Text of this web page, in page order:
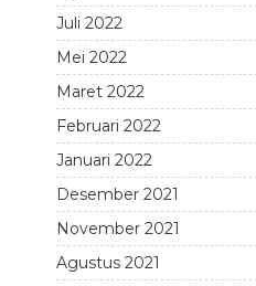
Juli 2022
Mei 2022
Maret 2022
Februari 2022
Januari 2022
Desember 2021
November 2021
Agustus 2021